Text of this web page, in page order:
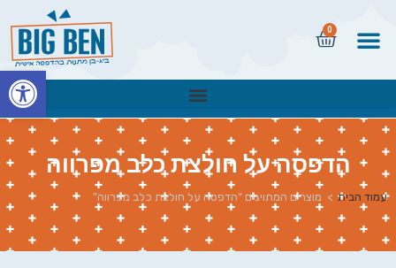
0
הדפסה על חולצת כלב מפרווה
עמוד הבית > מוצרים המתויגים “הדפסה על חולצת כלב מפרווה”